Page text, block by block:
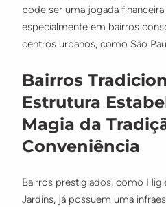
pode ser uma jogada
especialmente em bairros
centros urbanos, como São
Bairros
Estrutura
Magia da
Conveniência
Bairros prestigiados, como
Jardins, já possuem uma